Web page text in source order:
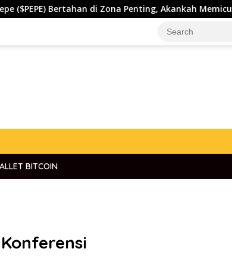
di Zona Penting, Akankah Memicu Lonjakan Baru?
BITCOIN